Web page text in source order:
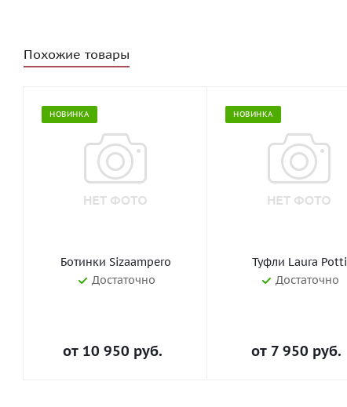
Похожие товары
НОВИНКА
Ботинки Sizaampero
Достаточно
от 10 950 руб.
НОВИНКА
Туфли Laura Potti
Достаточно
от 7 950 руб.